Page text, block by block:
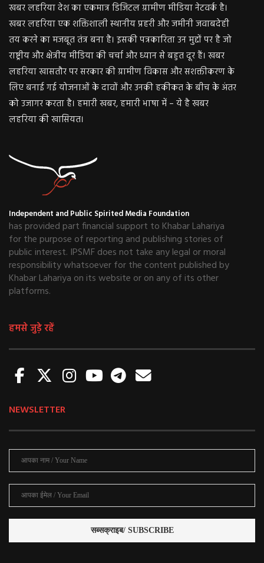
खबर लहरिया देश का एकमात्र डिजिटल ग्रामीण मीडिया नेटवर्क है।
खबर लहरिया एक शक्तिशाली स्थानीय प्रहरी और जमीनी जवाबदेही
तय करने का मजबूत तंत्र बना है। इसकी पत्रकारिता उन मुद्दों पर है जो
राष्ट्रीय और क्षेत्रीय मीडिया की चर्चा और ध्यान से बहुत दूर हैं। खबर
लहरिया खासतौर पर सरकार की ग्रामीण विकास और सशक्तीकरण के
लिए बनाई गई योजनाओं के दावों और उनकी हकीकत के बीच के अंतर
को उजागर करता है। हमारी खबर, हमारी भाषा में – ये है खबर
लहरिया की खासियत।
Independent and Public Spirited Media Foundation
has provided part financial support to Khabar Lahariya
for the purpose of reporting and publishing stories of
public interest. IPSMF does not take any legal or moral
responsibility whatsoever for the content published by
Khabar Lahariya on its website or on any of its other
platforms.
हमसे जुड़े रहें
NEWSLETTER